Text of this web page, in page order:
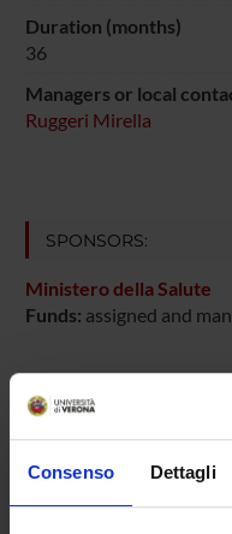
Consenso Dettagli
Duration (months)
36
Managers or local
Ruggeri Mirella
SPONSORS:
Ministero della Salute
Funds: assigned and
PROJECT
Mirella Ruggeri